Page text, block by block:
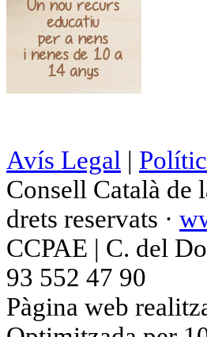
Avís Legal |
Consell Català de
drets reservats ·
CCPAE | C. del
93 552 47 90
Pàgina web